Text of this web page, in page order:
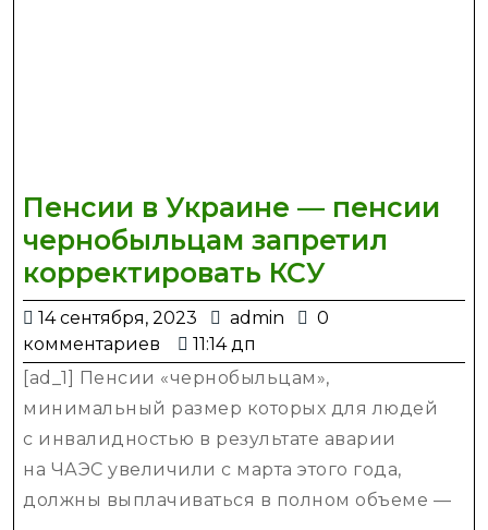
Пенсии в Украине — пенсии
чернобыльцам запретил
корректировать КСУПенсии
в
—
пенсии
запретил
14 сентября, 2023
14
сентября,
2023
admin admin
0
комментариев
11:14 дп
[ad_1] Пенсии «чернобыльцам»,
минимальный размер которых для людей
с инвалидностью в результате аварии
на ЧАЭС увеличили с марта этого года,
должны выплачиваться в полном объеме —